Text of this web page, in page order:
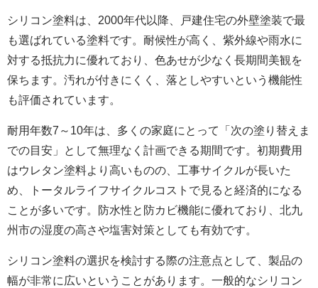
シリコン塗料は、2000年代以降、戸建住宅の外壁塗装で最
も選ばれている塗料です。耐候性が高く、紫外線や雨水に
対する抵抗力に優れており、色あせが少なく長期間美観を
保ちます。汚れが付きにくく、落としやすいという機能性
も評価されています。
耐用年数7～10年は、多くの家庭にとって「次の塗り替えま
での目安」として無理なく計画できる期間です。初期費用
はウレタン塗料より高いものの、工事サイクルが長いた
め、トータルライフサイクルコストで見ると経済的になる
ことが多いです。防水性と防カビ機能に優れており、北九
州市の湿度の高さや塩害対策としても有効です。
シリコン塗料の選択を検討する際の注意点として、製品の
幅が非常に広いということがあります。一般的なシリコン